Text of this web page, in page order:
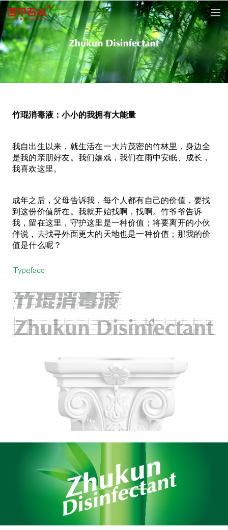
竹琨消毒液：小小的我拥有大能量
我自出生以来，就生活在一大片茂密的竹林里，身边全
是我的亲朋好友。我们嬉戏，我们在雨中安眠、成长，
我喜欢这里。
成年之后，父母告诉我，每个人都有自己的价值，要找
到这份价值所在。我就开始找啊，找啊。竹爷爷告诉
我，留在这里，守护这里是一种价值；将要离开的小伙
伴说，去找寻外面更大的天地也是一种价值；那我的价
值是什么呢？